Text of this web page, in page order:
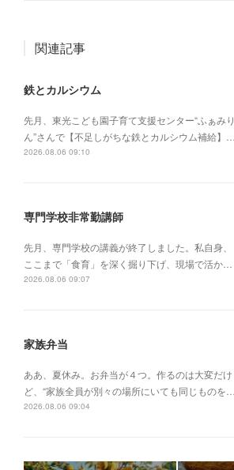
関連記事
鉄とカルシウム
先月、東光こども園子育て支援センター“ふぁみり
ん”さんで【不足しがちな鉄とカルシウム補給】…
2026.08.06 09:10
専門学校非常勤講師
先月、専門学校の講義が終了しました。私自身、
ここまで「食育」を深く掘り下げ、現場で活か…
2026.08.06 09:07
家族弁当
ああ、夏休み。お弁当が４つ。作るのは大変だけ
ど、“家族全員が別々の場所にいても同じものを…
2026.08.06 09:04